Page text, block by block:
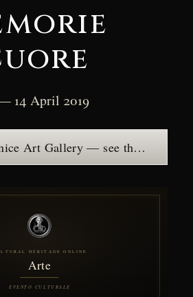
14 April 2019
D'E.M. Venice Art Gallery — see the place →